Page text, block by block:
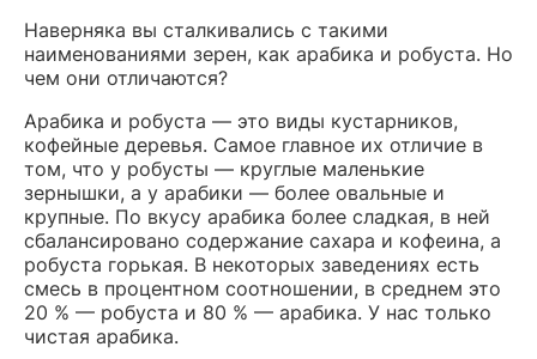
Наверняка вы сталкивались с такими
наименованиями зерен, как арабика и робуста. Но
чем они отличаются?
Арабика и робуста — это виды кустарников,
кофейные деревья. Самое главное их отличие в
том, что у робусты — круглые маленькие
зернышки, а у арабики — более овальные и
крупные. По вкусу арабика более сладкая, в ней
сбалансировано содержание сахара и кофеина, а
робуста горькая. В некоторых заведениях есть
смесь в процентном соотношении, в среднем это
20 % — робуста и 80 % — арабика. У нас только
чистая арабика.